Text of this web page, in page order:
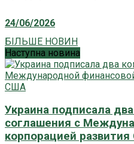
24/06/2026
БІЛЬШЕ НОВИН
Наступна новина
Украина подписала
соглашения с
корпорацией